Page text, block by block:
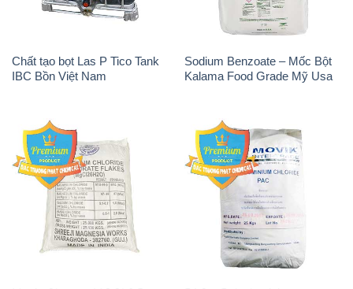
Magie Clorua – MGCL2 Dạng
Vảy Shreeji Magnesia Works
Ấn Độ India
PAC – Polyaluminium
Chloride 31% Thái Lan
Thailand